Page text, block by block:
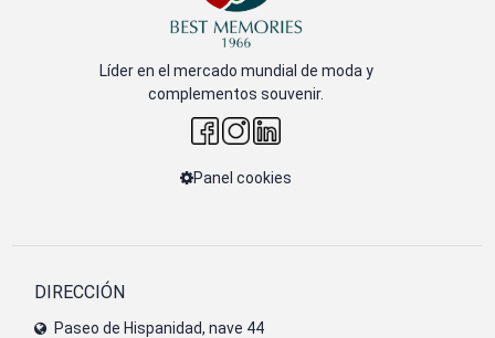
Líder en el mercado mundial de moda y
complementos souvenir.
Panel cookies
DIRECCIÓN
Paseo de Hispanidad, nave 44